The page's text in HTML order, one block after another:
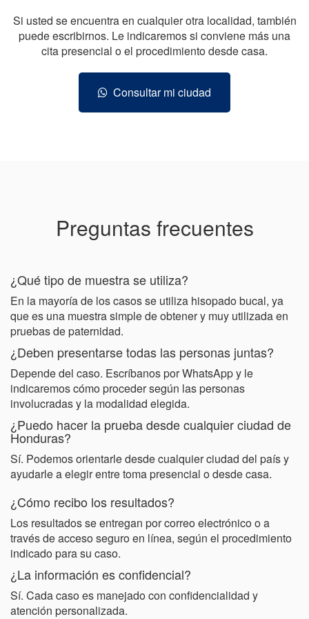
Si usted se encuentra en cualquier otra localidad, también
puede escribirnos. Le indicaremos si conviene más una
cita presencial o el procedimiento desde casa.
Consultar mi ciudad
Preguntas frecuentes
¿Qué tipo de muestra se utiliza?
En la mayoría de los casos se utiliza hisopado bucal, ya
que es una muestra simple de obtener y muy utilizada en
pruebas de paternidad.
¿Deben presentarse todas las personas juntas?
Depende del caso. Escríbanos por WhatsApp y le
indicaremos cómo proceder según las personas
involucradas y la modalidad elegida.
¿Puedo hacer la prueba desde cualquier ciudad de
Honduras?
Sí. Podemos orientarle desde cualquier ciudad del país y
ayudarle a elegir entre toma presencial o desde casa.
¿Cómo recibo los resultados?
Los resultados se entregan por correo electrónico o a
través de acceso seguro en línea, según el procedimiento
indicado para su caso.
¿La información es confidencial?
Sí. Cada caso es manejado con confidencialidad y
atención personalizada.